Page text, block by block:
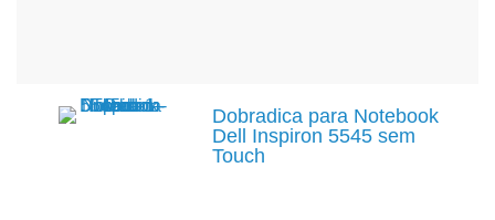
Dobradica para Notebook
Dell Inspiron 5545 sem
Touch